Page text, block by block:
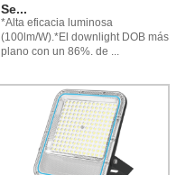
Se...
*Alta eficacia luminosa
(100lm/W).*El downlight DOB más
plano con un 86%. de ...